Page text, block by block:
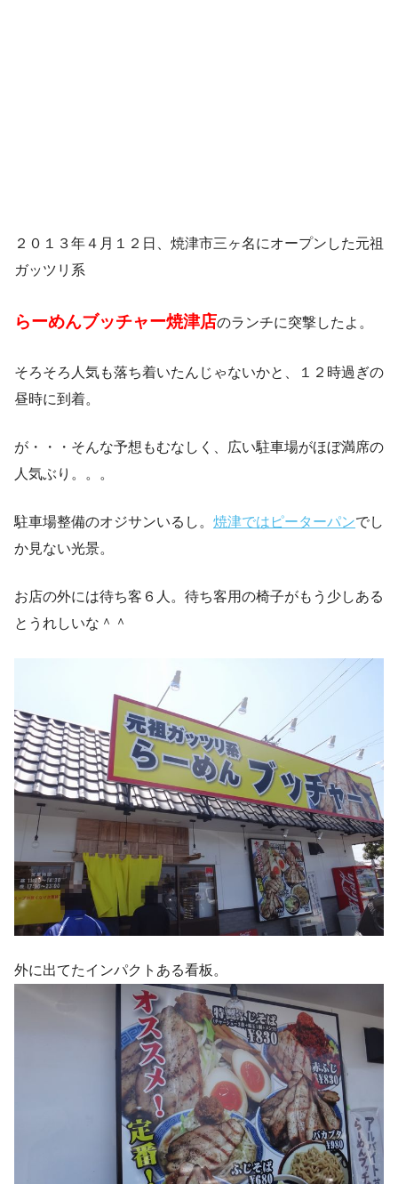
２０１３年４月１２日、焼津市三ヶ名にオープンした元祖
ガッツリ系
らーめんブッチャー焼津店のランチに突撃したよ。
そろそろ人気も落ち着いたんじゃないかと、１２時過ぎの
昼時に到着。
が・・・そんな予想もむなしく、広い駐車場がほぼ満席の
人気ぶり。。。
駐車場整備のオジサンいるし。 焼津ではピーターパンでし
か見ない光景。
お店の外には待ち客６人。待ち客用の椅子がもう少しある
とうれしいな＾＾
外に出てたインパクトある看板。